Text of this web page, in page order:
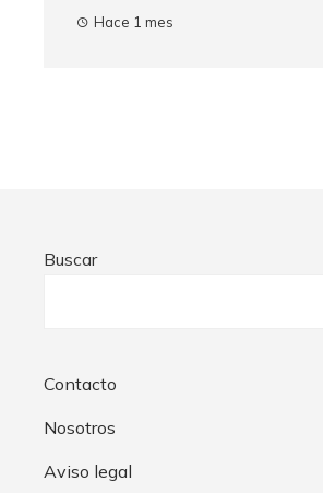
Hace 1 mes
Buscar
Contacto
Nosotros
Aviso legal